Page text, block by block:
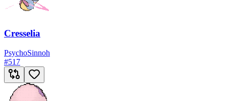
Cresselia
PsychoSinnoh
#517